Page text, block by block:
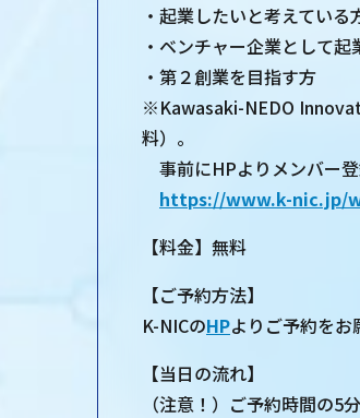
・起業したいと考えている
・ベンチャー企業として
・第２創業を目指す方
※Kawasaki-NEDO
料）。
事前にHPよりメンバー登
https://www.k-nic.jp/
【料金】無料
【ご予約方法】
K-NICのHPよりご予約をお
【当日の流れ】
（注意！）ご予約時間の5